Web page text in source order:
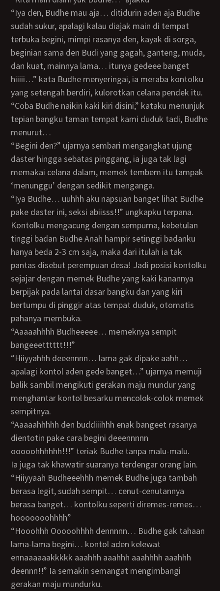
“Iya den, Budhe mau aja… ditidurin aden aja Budhe
sudah sukur, apalagi kalau diajak main di tempat
terbuka begini, mimpi rasanya den, kayak di sorga,
beginian sama den Budi yang gagah, ganteng, muda,
dan kuat, mainnya lama… itunya gedeee banget
hiiiii…” kata Budhe menyeringai, ia meraba kontolku
yang setengah berdiri, kulorotkan celana pendek itu.
“Coba Budhe naikin kaki kiri disini,” kataku menunjuk
tepian bangku taman tempat kami duduk tadi, Budhe
menurut…
“Begini den?” ujarnya sembari mengangkat ujung
daster hingga sebatas pinggang, ia juga tak lagi
memakai celana dalam, memek tembem itu tampak
‘menunggu’ dengan sedikit menganga.
“Iya Budhe… uuhhh aku napsuan banget lihat Budhe
pake daster ini, seksi abiisss!!” ungkapku terpana.
Kontolku mengacung dengan sempurna, kebetulan
tinggi badan Budhe Anah hampir setinggi badanku
hanya beda 2-3 cm saja, maka dari itulah ia tak
pantas disebut perempuan desa! Jadi posisi kontolku
sejajar dengan memek Budhe yang kaki kanannya
berpijak pada lantai dasar bangku dan yang kiri
bertumpu di pinggir atas tempat duduk, otomatis
pahanya membuka.
“Aaaaahhhh Budheeeee… memeknya sempit
bangeeetttttt!!!”
“Hiiyyahhh deeennnn… lama gak dipake aahh…
apalagi kontol aden gede banget…” ujarnya memuji
balik sambil mengikuti gerakan maju mundur yang
menghantar kontol besarku mencolok-colok memek
sempitnya.
“Aaaaahhhhh den buddiiihhh enak bangeet rasanya
dientotin pake cara begini deeennnnn
ooooohhhhhh!!!” teriak Budhe tanpa malu-malu.
Ia juga tak khawatir suaranya terdengar orang lain.
“Hiiyyaah Budheeehhh memek Budhe juga tambah
berasa legit, sudah sempit… cenut-cenutannya
berasa banget… kontolku seperti diremes-remes…
hooooooohhhh”
“Hooohhh Ooooohhhh dennnnn… Budhe gak tahaan
lama-lama begini… kontol aden kelewat
ennaaaaaakkkkk aaahhh aaahhh aaahhhh aaahhh
deennn!!” Ia semakin semangat mengimbangi
gerakan maju mundurku.